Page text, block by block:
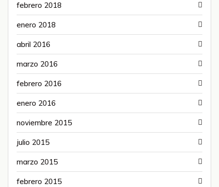
febrero 2018
enero 2018
abril 2016
marzo 2016
febrero 2016
enero 2016
noviembre 2015
julio 2015
marzo 2015
febrero 2015